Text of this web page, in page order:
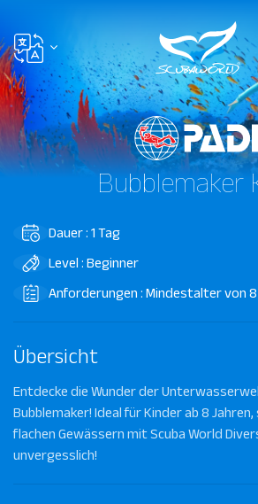
Bubblemaker
Dauer : 1 Tag
Level : Beginner
Anforderungen : Mindestalter von 8
Übersicht
Entdecke die Wunder der
Bubblemaker! Ideal für Kinder ab 8 Jahren,
flachen Gewässern mit Scuba World
unvergesslich!